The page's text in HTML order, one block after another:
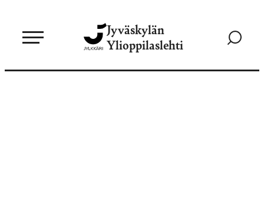
sisältöön
Jyväskylän
Ylioppilaslehti
Siirry